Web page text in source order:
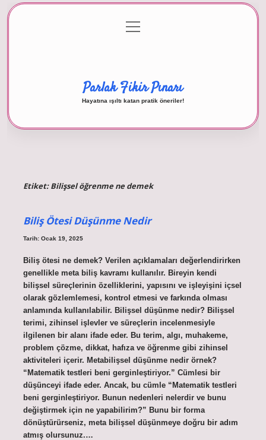
Gizlilik Politikası
menüyü
aç
Parlak Fikir Pınarı
Hayatına ışıltı katan pratik öneriler!
Etiket:Bilişsel öğrenme ne demek
Biliş Ötesi Düşünme Nedir
Tarih: Ocak 19, 2025
Biliş ötesi ne demek? Verilen açıklamaları değerlendirirken
genellikle meta biliş kavramı kullanılır. Bireyin kendi
bilişsel süreçlerinin özelliklerini, yapısını ve işleyişini içsel
olarak gözlemlemesi, kontrol etmesi ve farkında olması
anlamında kullanılabilir. Bilişsel düşünme nedir? Bilişsel
terimi, zihinsel işlevler ve süreçlerin incelenmesiyle
ilgilenen bir alanı ifade eder. Bu terim, algı, muhakeme,
problem çözme, dikkat, hafıza ve öğrenme gibi zihinsel
aktiviteleri içerir. Metabilişsel düşünme nedir örnek?
“Matematik testleri beni gerginleştiriyor.” Cümlesi bir
düşünceyi ifade eder. Ancak, bu cümle “Matematik testleri
beni gerginleştiriyor. Bunun nedenleri nelerdir ve bunu
değiştirmek için ne yapabilirim?” Bunu bir forma
dönüştürürseniz, meta bilişsel düşünmeye doğru bir adım
atmış olursunuz.…